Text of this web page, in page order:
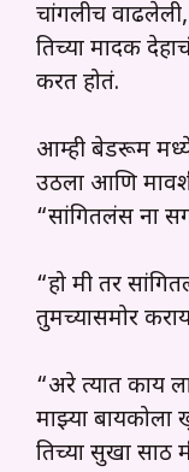
चांगलीच
तिच्या मादक
करत होतं.
आम्ही बेडरूम
उठला आणि
“सांगितलंस ना
“हो मी तर
तुमच्यासमोर
“अरे त्यात काय
माझ्या
तिच्या सुखा